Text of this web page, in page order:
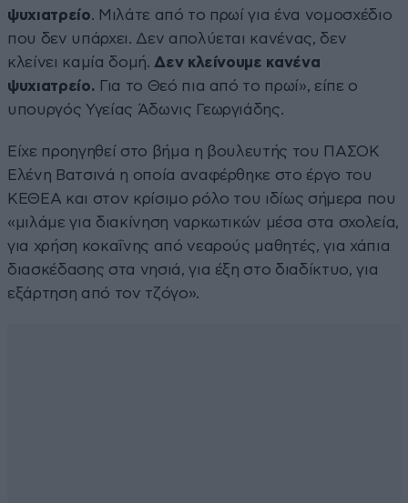
ψυχιατρείο. Μιλάτε από το πρωί για ένα νομοσχέδιο
που δεν υπάρχει. Δεν απολύεται κανένας, δεν
κλείνει καμία δομή. Δεν κλείνουμε κανένα
ψυχιατρείο. Για το Θεό πια από το πρωί», είπε ο
υπουργός Υγείας Άδωνις Γεωργιάδης.
Είχε προηγηθεί στο βήμα η βουλευτής του ΠΑΣΟΚ
Ελένη Βατσινά η οποία αναφέρθηκε στο έργο του
ΚΕΘΕΑ και στον κρίσιμο ρόλο του ιδίως σήμερα που
«μιλάμε για διακίνηση ναρκωτικών μέσα στα σχολεία,
για χρήση κοκαΐνης από νεαρούς μαθητές, για χάπια
διασκέδασης στα νησιά, για έξη στο διαδίκτυο, για
εξάρτηση από τον τζόγο».